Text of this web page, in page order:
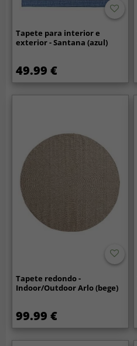
Tapete para interior e
exterior - Santana (azul)
49.99 €
Tapete redondo -
Indoor/Outdoor Arlo (bege)
99.99 €